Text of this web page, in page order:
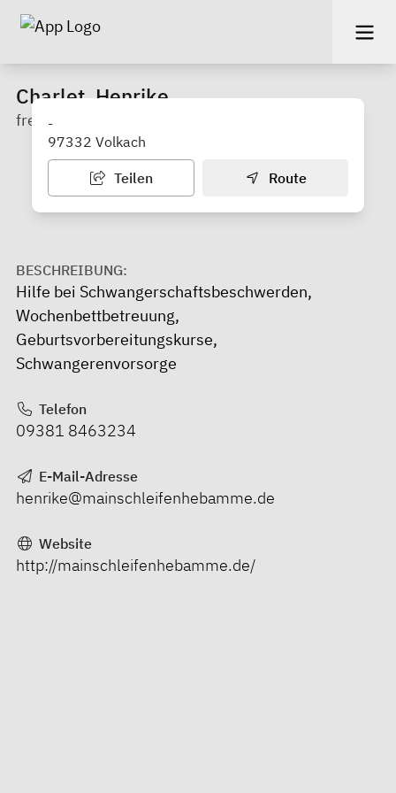
Charlet, Henrike
freiberufliche Hebamme
-
97332 Volkach
Teilen Route
BESCHREIBUNG:
Hilfe bei Schwangerschaftsbeschwerden,
Wochenbettbetreuung,
Geburtsvorbereitungskurse,
Schwangerenvorsorge
Telefon
09381 8463234
E-Mail-Adresse
henrike@mainschleifenhebamme.de
Website
http://mainschleifenhebamme.de/